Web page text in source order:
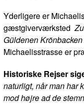
Yderligere er
gæstgiverværksted
Güldenen Krönbacken
Michaelisstrasse er
Historiske Rejser
naturligt, når man har
mod højre ad de